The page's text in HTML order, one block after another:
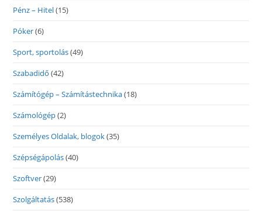
Pénz – Hitel(15)
Póker(6)
Sport, sportolás(49)
Szabadidő (42)
Számítógép – Számítástechnika(18)
Számológép(2)
Személyes Oldalak, blogok(35)
Szépségápolás(40)
Szoftver(29)
Szolgáltatás(538)